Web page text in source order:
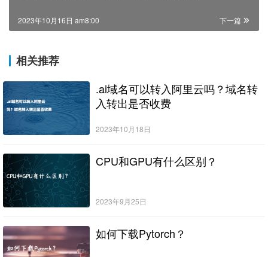
下一篇
2023年10月16日 am8:00
相关推荐
.ai域名可以转入阿里云吗？域名转
入转出是否收费
2023年10月18日
CPU和GPU有什么区别？
2023年9月25日
如何下载Pytorch？